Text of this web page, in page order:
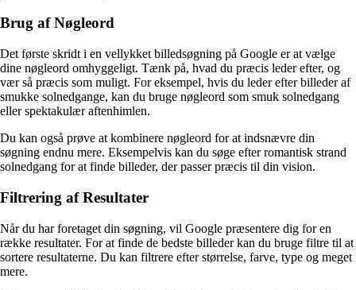
Brug af Nøgleord
Det første skridt i en vellykket billedsøgning på Google er at vælge
dine nøgleord omhyggeligt. Tænk på, hvad du præcis leder efter, og
vær så præcis som muligt. For eksempel, hvis du leder efter billeder af
smukke solnedgange, kan du bruge nøgleord som smuk solnedgang
eller spektakulær aftenhimlen.
Du kan også prøve at kombinere nøgleord for at indsnævre din
søgning endnu mere. Eksempelvis kan du søge efter romantisk strand
solnedgang for at finde billeder, der passer præcis til din vision.
Filtrering af Resultater
Når du har foretaget din søgning, vil Google præsentere dig for en
række resultater. For at finde de bedste billeder kan du bruge filtre til at
sortere resultaterne. Du kan filtrere efter størrelse, farve, type og meget
mere.